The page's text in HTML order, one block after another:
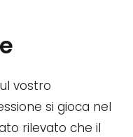
vostro
si gioca nel
rilevato che il